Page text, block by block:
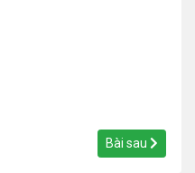
Bài sau